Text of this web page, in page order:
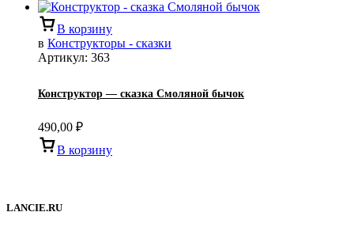
В корзину
в Конструкторы - сказки
Артикул: 363
Конструктор — сказка Смоляной бычок
490,00 ₽
В корзину
LANCIE.RU